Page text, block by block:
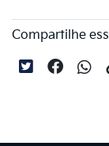
Compartilhe